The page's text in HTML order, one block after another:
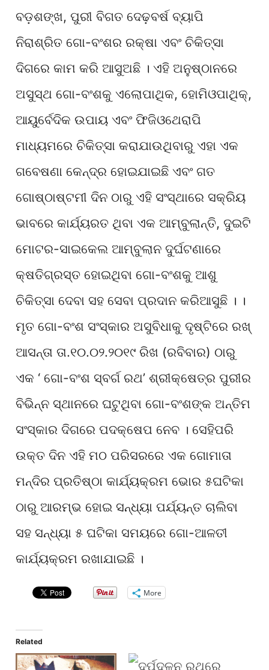
ବଡ଼ଶଙ୍ଖ, ପୁରୀ ବିଗତ ଦେଢ଼ବର୍ଷ ବ୍ୟାପି
ନିରାଶ୍ରିତ ଗୋ-ବଂଶର ରକ୍ଷା ଏବଂ ଚିକିତ୍ସା
ଦିଗରେ କାମ କରି ଆସୁଅଛି । ଏହି ଅନୁଷ୍ଠାନରେ
ଅସୁସ୍ଥ ଗୋ-ବଂଶକୁ ଏଲୋପାଥିକ, ହୋମିଓପାଥିକ୍,
ଆୟୁର୍ବେଦିକ ଉପାୟ ଏବଂ ଫିଜିଓଥେରାପି
ମାଧ୍ୟମରେ ଚିକିତ୍ସା କରାଯାଉଥିବାରୁ ଏହା ଏକ
ଗବେଷଣା କେନ୍ଦ୍ର ହୋଇଯାଇଛି ଏବଂ ଗତ
ଗୋଷ୍ଠାଷ୍ଟମୀ ଦିନ ଠାରୁ ଏହି ସଂସ୍ଥାରେ ସକ୍ରିୟ
ଭାବରେ କାର୍ଯ୍ୟରତ ଥିବା ଏକ ଆମ୍ବୁଲାନ୍ତି, ଦୁଇଟି
ମୋଟର-ସାଇକେଲ ଆମ୍ବୁଲାନ ଦୁର୍ଘଟଣାରେ
କ୍ଷତିଗ୍ରସ୍ତ ହୋଇଥିବା ଗୋ-ବଂଶକୁ ଆଶୁ
ଚିକିତ୍ସା ଦେବା ସହ ସେବା ପ୍ରଦାନ କରିଆସୁଛି । ।
ମୃତ ଗୋ-ବଂଶ ସଂସ୍କାର ଅସୁବିଧାକୁ ଦୃଷ୍ଟିରେ ରଖ୍
ଆସନ୍ତା ତା.୧୦.୦୨.୨୦୧୯ ରିଖ (ରବିବାର) ଠାରୁ
ଏକ ‘ ଗୋ-ବଂଶ ସ୍ବର୍ଗ ରଥ’ ଶ୍ରୀକ୍ଷେତ୍ର ପୁରୀର
ବିଭିନ୍ନ ସ୍ଥାନରେ ଘଟୁଥିବା ଗୋ-ବଂଶଙ୍କ ଅନ୍ତିମ
ସଂସ୍କାର ଦିଗରେ ପଦକ୍ଷେପ ନେବ । ସେହିପରି
ଉକ୍ତ ଦିନ ଏହି ମଠ ପରିସରରେ ଏକ ଗୋମାତା
ମନ୍ଦିର ପ୍ରତିଷ୍ଠା କାର୍ଯ୍ୟକ୍ରମ ଭୋର ୫ଘଟିକା
ଠାରୁ ଆରମ୍ଭ ହୋଇ ସନ୍ଧ୍ୟା ପର୍ଯ୍ୟନ୍ତ ଚାଲିବା
ସହ ସନ୍ଧ୍ୟା ୫ ଘଟିକା ସମୟରେ ଗୋ-ଆଳତୀ
କାର୍ଯ୍ୟକ୍ରମ ରଖାଯାଇଛି ।
More
Related